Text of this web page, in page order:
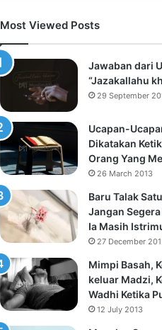
Most Viewed Posts
Jawaban dari
“Jazakallahu
29 September
Ucapan-
Dikatakan
Orang Yang
26 March 2013
Baru Talak
Jangan
Ia Masih
27 December
Mimpi Basah,
keluar Madzi,
Wadhi Ketika
12 July 2013